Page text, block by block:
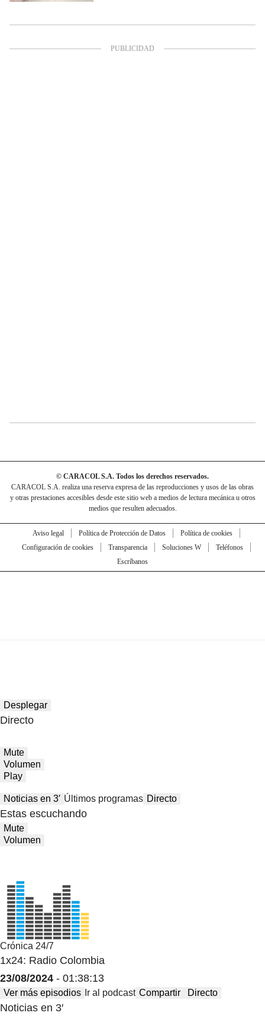
© CARACOL S.A. Todos los derechos reservados.
CARACOL S.A. realiza una reserva expresa de las reproducciones y usos de las obras
y otras prestaciones accesibles desde este sitio web a medios de lectura mecánica u otros
medios que resulten adecuados.
Aviso legal Política de Protección de Datos
Política de cookies
Configuración de cookies
Transparencia Soluciones W
Teléfonos
Escríbanos
Desplegar
Directo
Mute
Volumen
Play
Noticias en 3′ Últimos programas Directo
Estas escuchando
Mute
Volumen
Crónica 24/7
1x24: Radio Colombia
23/08/2024 - 01:38:13
Ver más episodios Ir al podcast Compartir Directo
Noticias en 3′